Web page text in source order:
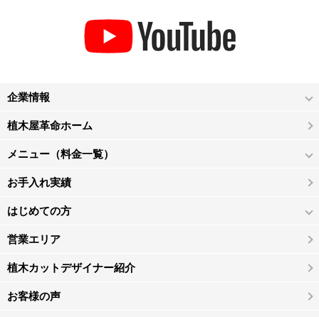
企業情報
植木屋革命ホーム
メニュー（料金一覧）
お手入れ実績
はじめての方
営業エリア
植木カットデザイナー紹介
お客様の声